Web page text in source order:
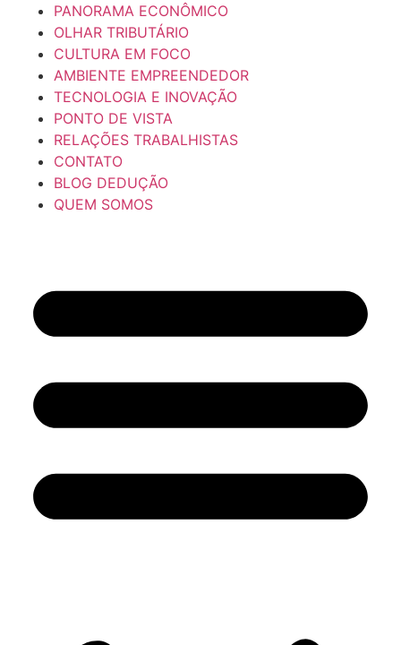
PANORAMA ECONÔMICO
OLHAR TRIBUTÁRIO
CULTURA EM FOCO
AMBIENTE EMPREENDEDOR
TECNOLOGIA E INOVAÇÃO
PONTO DE VISTA
RELAÇÕES TRABALHISTAS
CONTATO
BLOG DEDUÇÃO
QUEM SOMOS